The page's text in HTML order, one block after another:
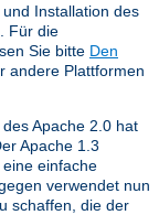
Installation des
Für die
Sie bitte Den
andere Plattformen
Apache 2.0 hat
Apache 1.3
einfache
verwendet nun
schaffen, die der